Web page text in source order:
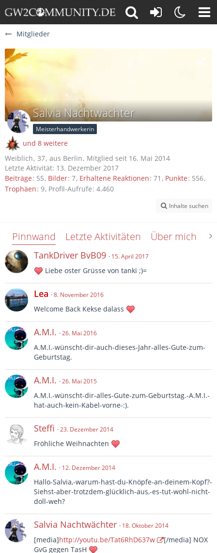
Mitglieder
Salvia Nachtwächter
Meisterhandwerkerin
und 8 weitere
Weiblich 37 aus Berlin Mitglied seit 16. Mai 2014
Letzte Aktivität: 13. Dezember 2017
Beiträge 55 Bilder 7 Erhaltene Reaktionen 71 Punkte 556
Trophäen 9 Profil-Aufrufe 4.460
Inhalte suchen
Pinnwand Letzte Aktivitäten Über mich
TankDriver BvB09 15. April 2017
Liebe oster Grüsse von tanki ;)=
Lea 8. November 2016
Welcome Back Kekse dalass
A.M.I. 26. Mai 2016
A.M.I.-wünscht-dir-auch-dieses-Jahr-alles-Gute-zum-
Geburtstag.
A.M.I. 26. Mai 2015
A.M.I.-wünscht-dir-alles-Gute-zum-Geburtstag.-A.M.I.-
hat-auch-kein-Kabel-vorne-:).
Steffi 23. Dezember 2014
Fröhliche Weihnachten
A.M.I. 12. Dezember 2014
Hallo-Salvia,-warum-hast-du-Knöpfe-an-deinem-Kopf?-
Siehst-aber-trotzdem-glücklich-aus,-es-tut-wohl-nicht-
doll-weh?
Salvia Nachtwächter 18. Oktober 2014
[media]http://youtu.be/Tat6RhD637w
[/media] NOX
GvG gegen TasH